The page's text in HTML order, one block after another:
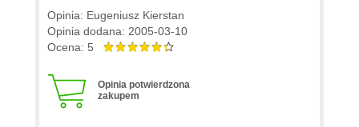
Pana Bartosza Danowskiego, do którego
zwróciłem się z zapytaniem... otrzymałem
odpowiedź w tempie kosmicznym. Jeszcze raz
Wszystkim, których ten problem interesuje. Autora
pozdrawiam i życzę dalszych sukcesów w pisaniu
Opinia: Eugeniusz Kierstan
Opinia dodana: 2005-03-10
Ocena: 5
Opinia potwierdzona
zakupem